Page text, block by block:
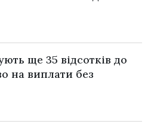
ще 35 відсотків до
на виплати без